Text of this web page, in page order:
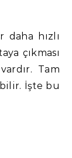
hızlı
çıkması
Tam
İşte bu